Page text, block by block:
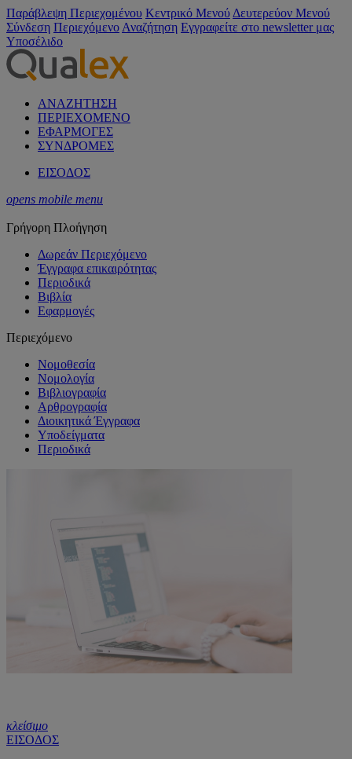
Παράβλεψη Περιεχομένου Κεντρικό Μενού Δευτερεύον Μενού
Σύνδεση Περιεχόμενο Αναζήτηση Εγγραφείτε στο newsletter μας
Υποσέλιδο
ΑΝΑΖΗΤΗΣΗ
ΠΕΡΙΕΧΟΜΕΝΟ
ΕΦΑΡΜΟΓΕΣ
ΣΥΝΔΡΟΜΕΣ
ΕΙΣΟΔΟΣ
opens mobile menu
Γρήγορη Πλοήγηση
Δωρεάν Περιεχόμενο
Έγγραφα επικαιρότητας
Περιοδικά
Βιβλία
Εφαρμογές
Περιεχόμενο
Νομοθεσία
Νομολογία
Βιβλιογραφία
Αρθρογραφία
Διοικητικά Έγγραφα
Υποδείγματα
Περιοδικά
κλείσιμο
ΕΙΣΟΔΟΣ